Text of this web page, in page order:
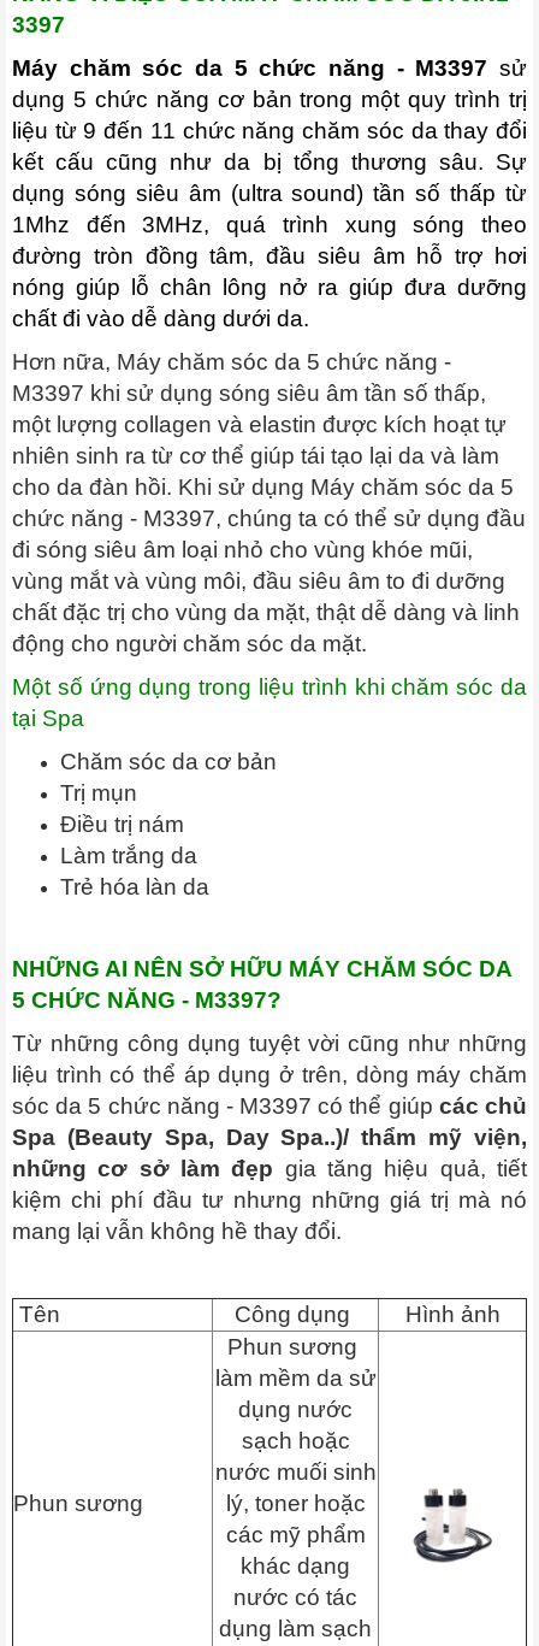
3397
Máy chăm sóc da 5 chức năng - M3397 sử
dụng 5 chức năng cơ bản trong một quy trình trị
liệu từ 9 đến 11 chức năng chăm sóc da thay đổi
kết cấu cũng như da bị tổng thương sâu. Sự
dụng sóng siêu âm (ultra sound) tần số thấp từ
1Mhz đến 3MHz, quá trình xung sóng theo
đường tròn đồng tâm, đầu siêu âm hỗ trợ hơi
nóng giúp lỗ chân lông nở ra giúp đưa dưỡng
chất đi vào dễ dàng dưới da.
Hơn nữa, Máy chăm sóc da 5 chức năng -
M3397 khi sử dụng sóng siêu âm tần số thấp,
một lượng collagen và elastin được kích hoạt tự
nhiên sinh ra từ cơ thể giúp tái tạo lại da và làm
cho da đàn hồi. Khi sử dụng Máy chăm sóc da 5
chức năng - M3397, chúng ta có thể sử dụng đầu
đi sóng siêu âm loại nhỏ cho vùng khóe mũi,
vùng mắt và vùng môi, đầu siêu âm to đi dưỡng
chất đặc trị cho vùng da mặt, thật dễ dàng và linh
động cho người chăm sóc da mặt.
Một số ứng dụng trong liệu trình khi chăm sóc da
tại Spa
Chăm sóc da cơ bản
Trị mụn
Điều trị nám
Làm trắng da
Trẻ hóa làn da
NHỮNG AI NÊN SỞ HỮU MÁY CHĂM SÓC DA
5 CHỨC NĂNG - M3397?
Từ những công dụng tuyệt vời cũng như những
liệu trình có thể áp dụng ở trên, dòng máy chăm
sóc da 5 chức năng - M3397 có thể giúp các chủ
Spa (Beauty Spa, Day Spa..)/ thẩm mỹ viện,
những cơ sở làm đẹp gia tăng hiệu quả, tiết
kiệm chi phí đầu tư nhưng những giá trị mà nó
mang lại vẫn không hề thay đổi.
Tên Công dụng Hình ảnh
Phun sương
Phun sương
làm mềm da sử
dụng nước
sạch hoặc
nước muối sinh
lý, toner hoặc
các mỹ phẩm
khác dạng
nước có tác
dụng làm sạch